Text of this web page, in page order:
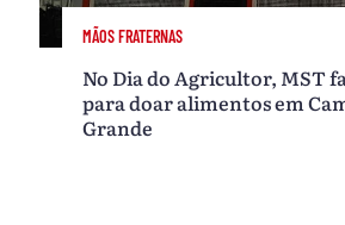
MÃOS FRATERNAS
No Dia do Agricultor, MST
para doar alimentos em
Grande